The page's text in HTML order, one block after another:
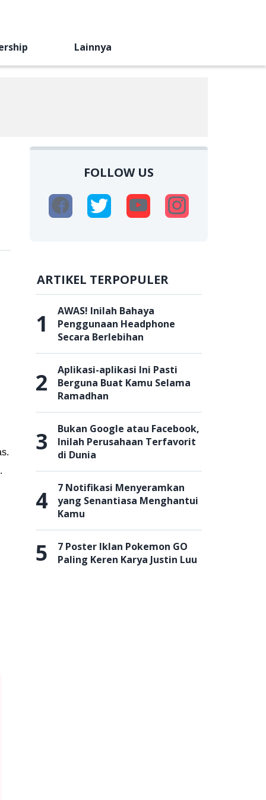
Lainnya
.
FOLLOW US
ARTIKEL TERPOPULER
1
AWAS! Inilah Bahaya
Penggunaan Headphone
Secara Berlebihan
2
Aplikasi-aplikasi Ini Pasti
Berguna Buat Kamu Selama
Ramadhan
3
Bukan Google atau Facebook,
Inilah Perusahaan Terfavorit
di Dunia
4
7 Notifikasi Menyeramkan
yang Senantiasa Menghantui
Kamu
5
7 Poster Iklan Pokemon GO
Paling Keren Karya Justin Luu